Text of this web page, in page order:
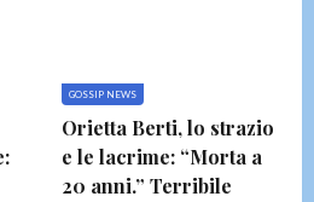
GOSSIP NEWS
Orietta Berti, lo strazio
e le lacrime: “Morta a
20 anni.” Terribile